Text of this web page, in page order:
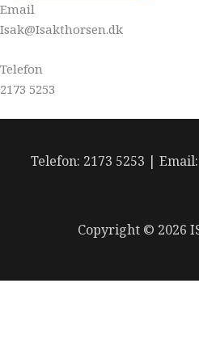
Email
Isak@Isakthorsen.dk
Telefon
2173 5253
Telefon: 2173 5253 |
Copyright © 2026